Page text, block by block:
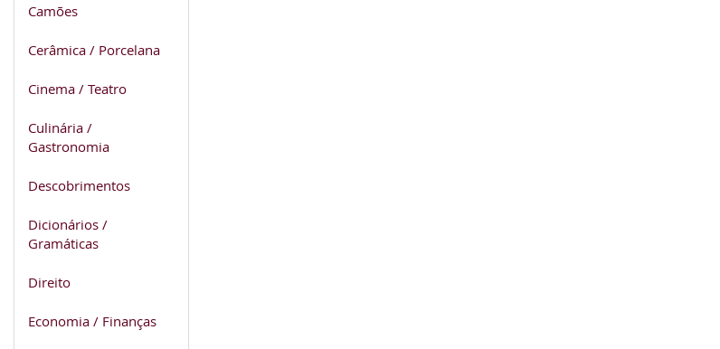
Camões
Cerâmica / Porcelana
Cinema / Teatro
Culinária /
Gastronomia
Descobrimentos
Dicionários /
Gramáticas
Direito
Economia / Finanças